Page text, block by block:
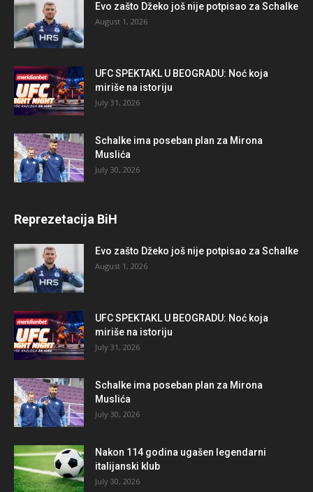
Evo zašto Džeko još nije potpisao za Schalke
August 1, 2026
UFC SPEKTAKL U BEOGRADU: Noć koja
miriše na istoriju
July 31, 2026
Schalke ima poseban plan za Mirona
Muslića
July 30, 2026
Reprezetacija BiH
Evo zašto Džeko još nije potpisao za Schalke
August 1, 2026
UFC SPEKTAKL U BEOGRADU: Noć koja
miriše na istoriju
July 31, 2026
Schalke ima poseban plan za Mirona
Muslića
July 30, 2026
Nakon 114 godina ugašen legendarni
italijanski klub
July 30, 2026